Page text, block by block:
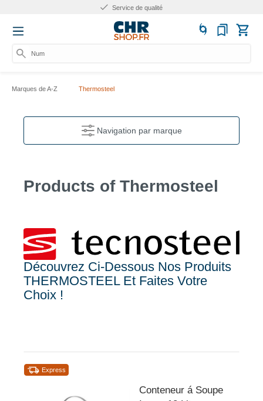
Service de qualité
Numéro
Marques de A-Z Thermosteel
Navigation par marque
Products of Thermosteel
Découvrez Ci-Dessous Nos Produits
THERMOSTEEL Et Faites Votre
Choix !
Express
Conteneur á Soupe